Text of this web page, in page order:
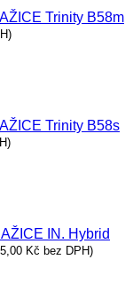
Trinity B58m
Trinity B58s
IN. Hybrid
Kč bez DPH)